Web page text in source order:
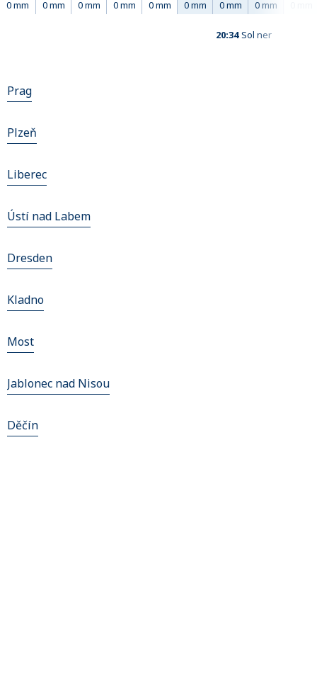
0 mm 0 mm 0 mm 0 mm 0 mm 0 mm 0 mm 0 mm
20:34 Sol ner
Prag
Plzeň
Liberec
Ústí nad Labem
Dresden
Kladno
Most
Jablonec nad Nisou
Děčín